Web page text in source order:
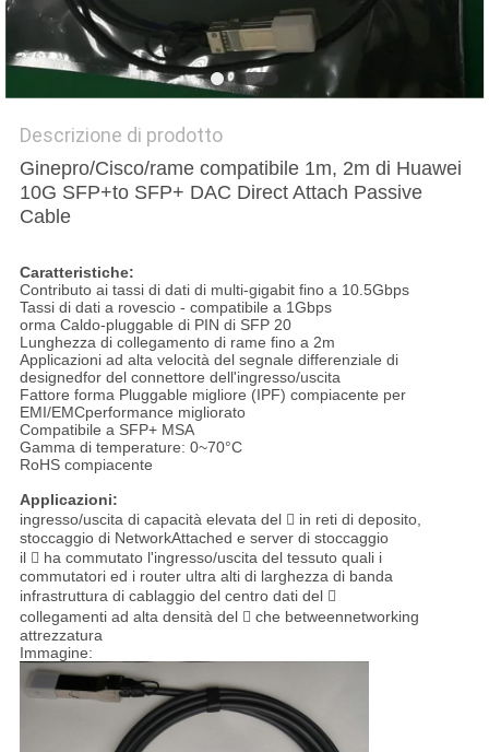
Descrizione di prodotto
Ginepro/Cisco/rame compatibile 1m, 2m di Huawei
10G SFP+to SFP+ DAC Direct Attach Passive
Cable
Caratteristiche:
Contributo ai tassi di dati di multi-gigabit fino a 10.5Gbps
Tassi di dati a rovescio - compatibile a 1Gbps
orma Caldo-pluggable di PIN di SFP 20
Lunghezza di collegamento di rame fino a 2m
Applicazioni ad alta velocità del segnale differenziale di
designedfor del connettore dell'ingresso/uscita
Fattore forma Pluggable migliore (IPF) compiacente per
EMI/EMCperformance migliorato
Compatibile a SFP+ MSA
Gamma di temperature: 0~70°C
RoHS compiacente
Applicazioni:
ingresso/uscita di capacità elevata del  in reti di deposito,
stoccaggio di NetworkAttached e server di stoccaggio
il  ha commutato l'ingresso/uscita del tessuto quali i
commutatori ed i router ultra alti di larghezza di banda
infrastruttura di cablaggio del centro dati del 
collegamenti ad alta densità del  che betweennetworking
attrezzatura
Immagine: